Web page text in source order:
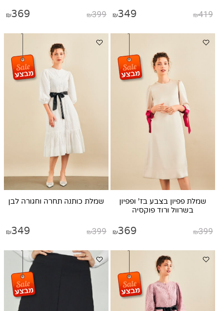
₪419
₪349
₪399
₪369
שמלת פפיון בצבע בז' ופפיון
בשרוול ורוד פוקסיה
₪399
₪369
שמלת כותנה תחרה וחגורה לבן
₪399
₪349